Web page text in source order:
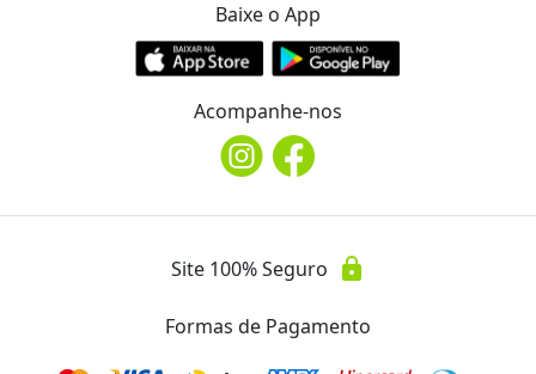
Baixe o App
Acompanhe-nos
Site 100% Seguro lock
Formas de Pagamento